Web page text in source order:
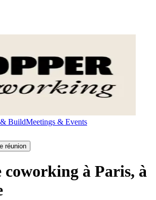
BuildMeetings & Events
réunion
coworking à Paris, à